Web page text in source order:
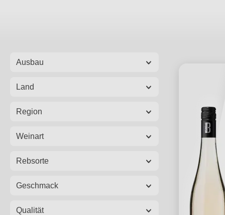
Ausbau
Land
Region
Weinart
Rebsorte
Geschmack
Qualität